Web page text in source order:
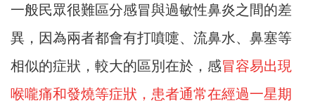
一般民眾很難區分感冒與過敏性鼻炎之間的差
異，因為兩者都會有打噴嚏、流鼻水、鼻塞等
相似的症狀，較大的區別在於，感冒容易出現
喉嚨痛和發燒等症狀，患者通常在經過一星期